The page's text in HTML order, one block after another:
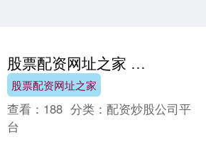
股票配资网址之家 浅谈：隋炀帝的负面形象及其成因
股票配资网址之家
查看： 188 分类：配资炒股公司平
台